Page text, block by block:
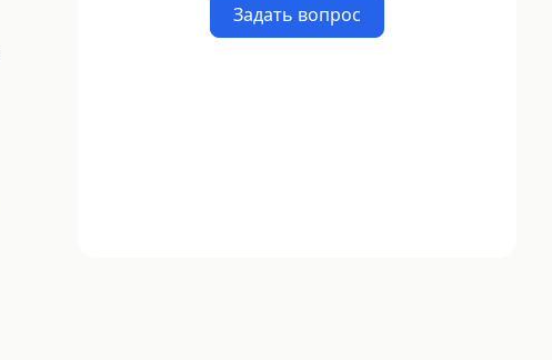
Задать вопрос